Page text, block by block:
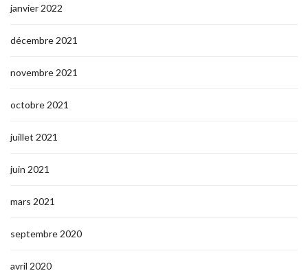
janvier 2022
décembre 2021
novembre 2021
octobre 2021
juillet 2021
juin 2021
mars 2021
septembre 2020
avril 2020